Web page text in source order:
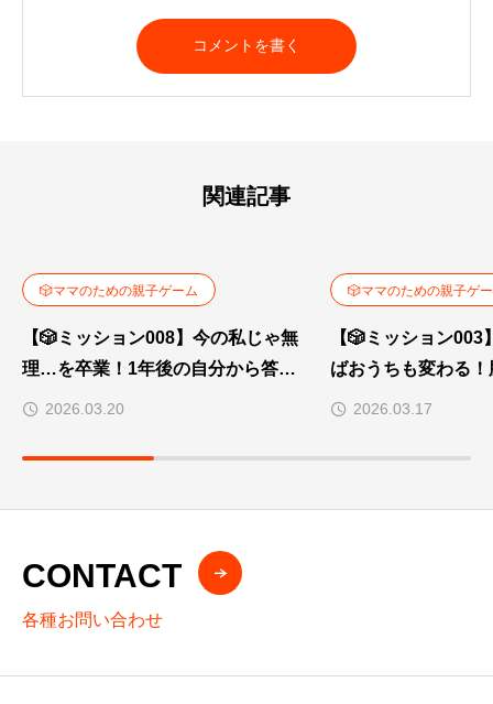
関連記事
🎲ママのための親子ゲーム
【🎲ミッション008】今の私じゃ無
理…を卒業！1年後の自分から答え
をもらう「未来ワープ会議」🚀
2026.03.20
🎲ママのための親子ゲ
【🎲ミッション003
ばおうちも変わる
「ふにゃ顔」でリ
2026.03.17
CONTACT
各種お問い合わせ